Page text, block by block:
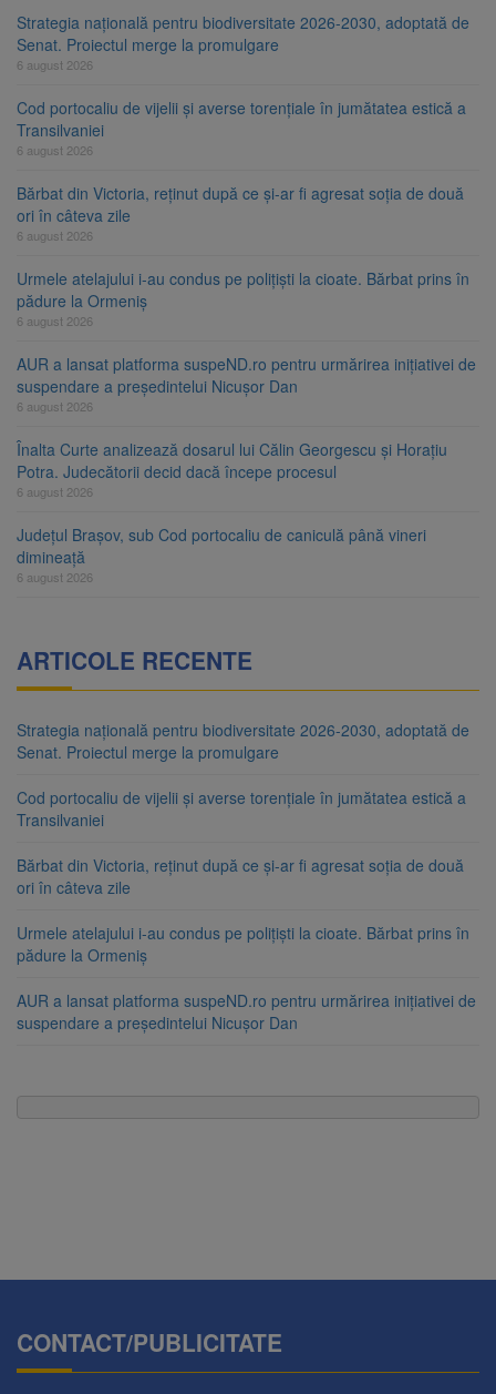
Strategia națională pentru biodiversitate 2026-2030, adoptată de
Senat. Proiectul merge la promulgare
6 august 2026
Cod portocaliu de vijelii și averse torențiale în jumătatea estică a
Transilvaniei
6 august 2026
Bărbat din Victoria, reținut după ce și-ar fi agresat soția de două
ori în câteva zile
6 august 2026
Urmele atelajului i-au condus pe polițiști la cioate. Bărbat prins în
pădure la Ormeniș
6 august 2026
AUR a lansat platforma suspeND.ro pentru urmărirea inițiativei de
suspendare a președintelui Nicușor Dan
6 august 2026
Înalta Curte analizează dosarul lui Călin Georgescu și Horațiu
Potra. Judecătorii decid dacă începe procesul
6 august 2026
Județul Brașov, sub Cod portocaliu de caniculă până vineri
dimineață
6 august 2026
ARTICOLE RECENTE
Strategia națională pentru biodiversitate 2026-2030, adoptată de
Senat. Proiectul merge la promulgare
Cod portocaliu de vijelii și averse torențiale în jumătatea estică a
Transilvaniei
Bărbat din Victoria, reținut după ce și-ar fi agresat soția de două
ori în câteva zile
Urmele atelajului i-au condus pe polițiști la cioate. Bărbat prins în
pădure la Ormeniș
AUR a lansat platforma suspeND.ro pentru urmărirea inițiativei de
suspendare a președintelui Nicușor Dan
CONTACT/PUBLICITATE